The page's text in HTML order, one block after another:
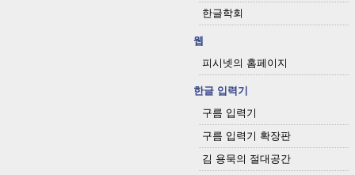
한글학회
웹
피시넷의 홈페이지
한글 입력기
구름 입력기
구름 입력기 확장판
김 용묵의 절대공간